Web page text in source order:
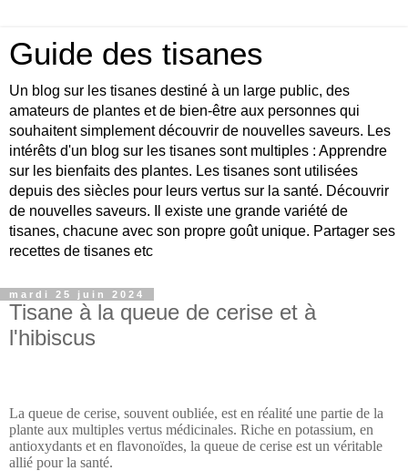
Guide des tisanes
Un blog sur les tisanes destiné à un large public, des
amateurs de plantes et de bien-être aux personnes qui
souhaitent simplement découvrir de nouvelles saveurs. Les
intérêts d'un blog sur les tisanes sont multiples : Apprendre
sur les bienfaits des plantes. Les tisanes sont utilisées
depuis des siècles pour leurs vertus sur la santé. Découvrir
de nouvelles saveurs. Il existe une grande variété de
tisanes, chacune avec son propre goût unique. Partager ses
recettes de tisanes etc
mardi 25 juin 2024
Tisane à la queue de cerise et à
l'hibiscus
La queue de cerise, souvent oubliée, est en réalité une partie de la
plante aux multiples vertus médicinales. Riche en potassium, en
antioxydants et en flavonoïdes, la queue de cerise est un véritable
allié pour la santé.